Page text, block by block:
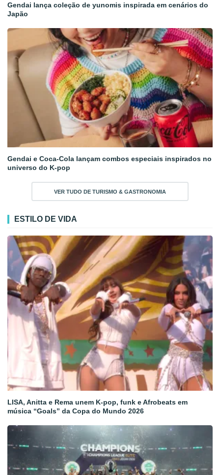
Gendai lança coleção de yunomis inspirada em cenários do
Japão
Gendai e Coca-Cola lançam combos especiais inspirados no
universo do K-pop
VER TUDO DE TURISMO & GASTRONOMIA
ESTILO DE VIDA
LISA, Anitta e Rema unem K-pop, funk e Afrobeats em
música “Goals” da Copa do Mundo 2026